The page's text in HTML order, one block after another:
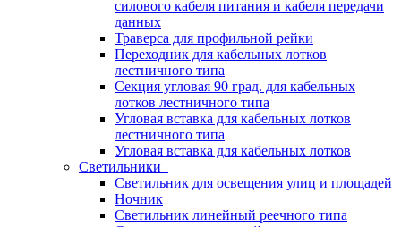
силового кабеля питания и кабеля передачи
данных
Траверса для профильной рейки
Переходник для кабельных лотков
лестничного типа
Секция угловая 90 град. для кабельных
лотков лестничного типа
Угловая вставка для кабельных лотков
лестничного типа
Угловая вставка для кабельных лотков
Светильники
Светильник для освещения улиц и площадей
Ночник
Светильник линейный реечного типа